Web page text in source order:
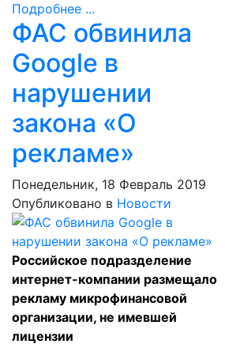
Подробнее ...
ФАС обвинила
Google в
нарушении
закона «О
рекламе»
Понедельник, 18 Февраль 2019
Опубликовано в Новости
Российское подразделение
интернет-компании размещало
рекламу микрофинансовой
организации, не имевшей
лицензии